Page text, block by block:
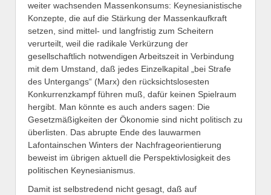
weiter wachsenden Massenkonsums: Keynesianistische
Konzepte, die auf die Stärkung der Massenkaufkraft
setzen, sind mittel- und langfristig zum Scheitern
verurteilt, weil die radikale Verkürzung der
gesellschaftlich notwendigen Arbeitszeit in Verbindung
mit dem Umstand, daß jedes Einzelkapital „bei Strafe
des Untergangs“ (Marx) den rücksichtslosesten
Konkurrenzkampf führen muß, dafür keinen Spielraum
hergibt. Man könnte es auch anders sagen: Die
Gesetzmäßigkeiten der Ökonomie sind nicht politisch zu
überlisten. Das abrupte Ende des lauwarmen
Lafontainschen Winters der Nachfrageorientierung
beweist im übrigen aktuell die Perspektivlosigkeit des
politischen Keynesianismus.
Damit ist selbstredend nicht gesagt, daß auf